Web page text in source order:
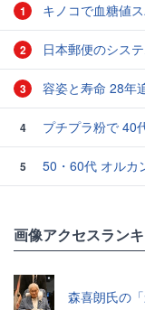
1 キノコで血糖値
2 日本郵便のシス
3 容姿と寿命 28年
4 プチプラ粉で 40
5
50・60代 オルカ
画像アクセスラン
森喜朗氏の